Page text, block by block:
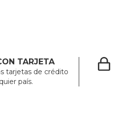
TARJETA
tarjetas de crédito
país.